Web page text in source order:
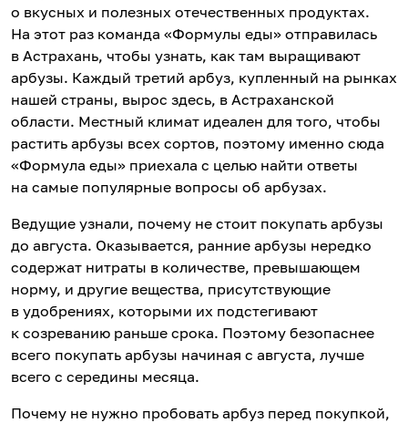
о вкусных и полезных отечественных продуктах.
На этот раз команда «Формулы еды» отправилась
в Астрахань, чтобы узнать, как там выращивают
арбузы. Каждый третий арбуз, купленный на рынках
нашей страны, вырос здесь, в Астраханской
области. Местный климат идеален для того, чтобы
растить арбузы всех сортов, поэтому именно сюда
«Формула еды» приехала с целью найти ответы
на самые популярные вопросы об арбузах.
Ведущие узнали, почему не стоит покупать арбузы
до августа. Оказывается, ранние арбузы нередко
содержат нитраты в количестве, превышающем
норму, и другие вещества, присутствующие
в удобрениях, которыми их подстегивают
к созреванию раньше срока. Поэтому безопаснее
всего покупать арбузы начиная с августа, лучше
всего с середины месяца.
Почему не нужно пробовать арбуз перед покупкой,